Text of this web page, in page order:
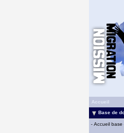
Accueil
Base de
- Accueil